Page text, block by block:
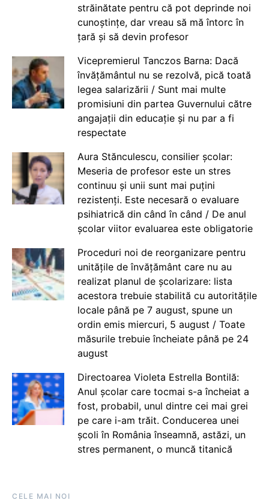
străinătate pentru că pot deprinde noi
cunoștințe, dar vreau să mă întorc în
țară și să devin profesor
Vicepremierul Tanczos Barna: Dacă
învățământul nu se rezolvă, pică toată
legea salarizării / Sunt mai multe
promisiuni din partea Guvernului către
angajații din educație și nu par a fi
respectate
Aura Stănculescu, consilier școlar:
Meseria de profesor este un stres
continuu și unii sunt mai puțini
rezistenți. Este necesară o evaluare
psihiatrică din când în când / De anul
școlar viitor evaluarea este obligatorie
Proceduri noi de reorganizare pentru
unitățile de învățământ care nu au
realizat planul de școlarizare: lista
acestora trebuie stabilită cu autoritățile
locale până pe 7 august, spune un
ordin emis miercuri, 5 august / Toate
măsurile trebuie încheiate până pe 24
august
Directoarea Violeta Estrella Bontilă:
Anul școlar care tocmai s-a încheiat a
fost, probabil, unul dintre cei mai grei
pe care i-am trăit. Conducerea unei
școli în România înseamnă, astăzi, un
stres permanent, o muncă titanică
CELE MAI NOI